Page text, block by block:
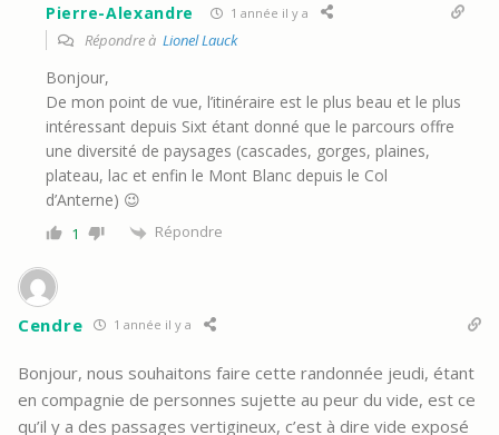
Pierre-Alexandre 1 année il y a
Répondre à Lionel Lauck
Bonjour,
De mon point de vue, l’itinéraire est le plus beau et le plus
intéressant depuis Sixt étant donné que le parcours offre
une diversité de paysages (cascades, gorges, plaines,
plateau, lac et enfin le Mont Blanc depuis le Col
d’Anterne) 😉
1 Répondre
Cendre 1 année il y a
Bonjour, nous souhaitons faire cette randonnée jeudi, étant
en compagnie de personnes sujette au peur du vide, est ce
qu’il y a des passages vertigineux, c’est à dire vide exposé